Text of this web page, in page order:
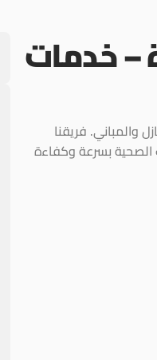
– خدمات
والمباني. فريقنا
الصحية بسرعة وكفاءة